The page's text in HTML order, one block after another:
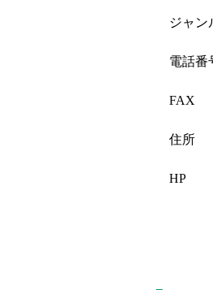
ジャン
電話番
FAX
住所
HP